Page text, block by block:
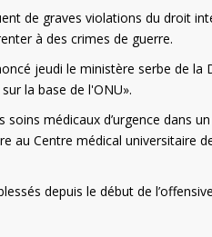
de graves violations du droit
à des crimes de guerre.
jeudi le ministère serbe de
la base de l'ONU».
médicaux d’urgence dans
au Centre médical universitaire
depuis le début de